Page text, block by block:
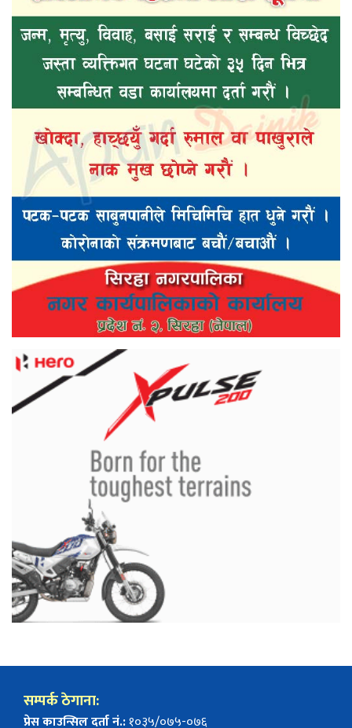
सम्पर्क ठेगाना:
प्रेस काउन्सिल दर्ता नं.:१०३५/०७५-०७६